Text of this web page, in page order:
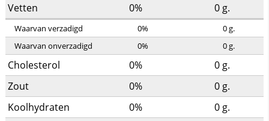
Vetten 0% 0 g.
Waarvan verzadigd 0% 0g.
Waarvan onverzadigd
0% 0g.
Cholesterol 0% 0 g.
Zout
0% 0 g.
Koolhydraten
0% 0 g.